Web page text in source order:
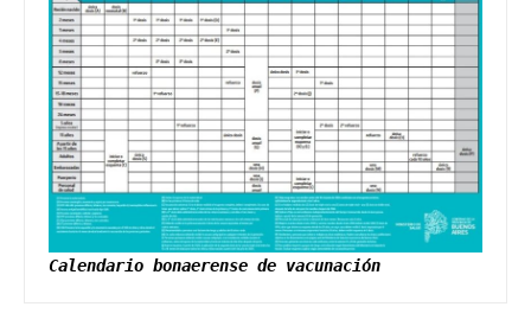
Calendario bonaerense de vacunación